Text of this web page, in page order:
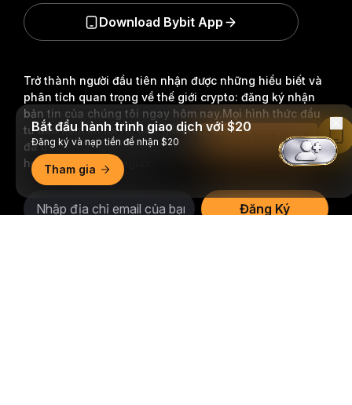
Trở thành người đầu tiên nhận được những hiểu biết và
phân tích quan trọng về thế giới crypto: đăng ký nhận
bản tin của chúng tôi ngay hôm nay.Mọi hình thức đầu
tư đều tiềm ẩn rủi ro, bao gồm rủi ro mất toàn bộ số tiền
đã đầu tư. Những hoạt động như vậy có thể không phù
hợp với tất cả mọi người.
Đăng Ký
Download Bybit App
Bắt đầu hành trình giao dịch với $20
Đăng ký và nạp tiền để nhận $20
Tham gia
Đọc Trên Bybit App